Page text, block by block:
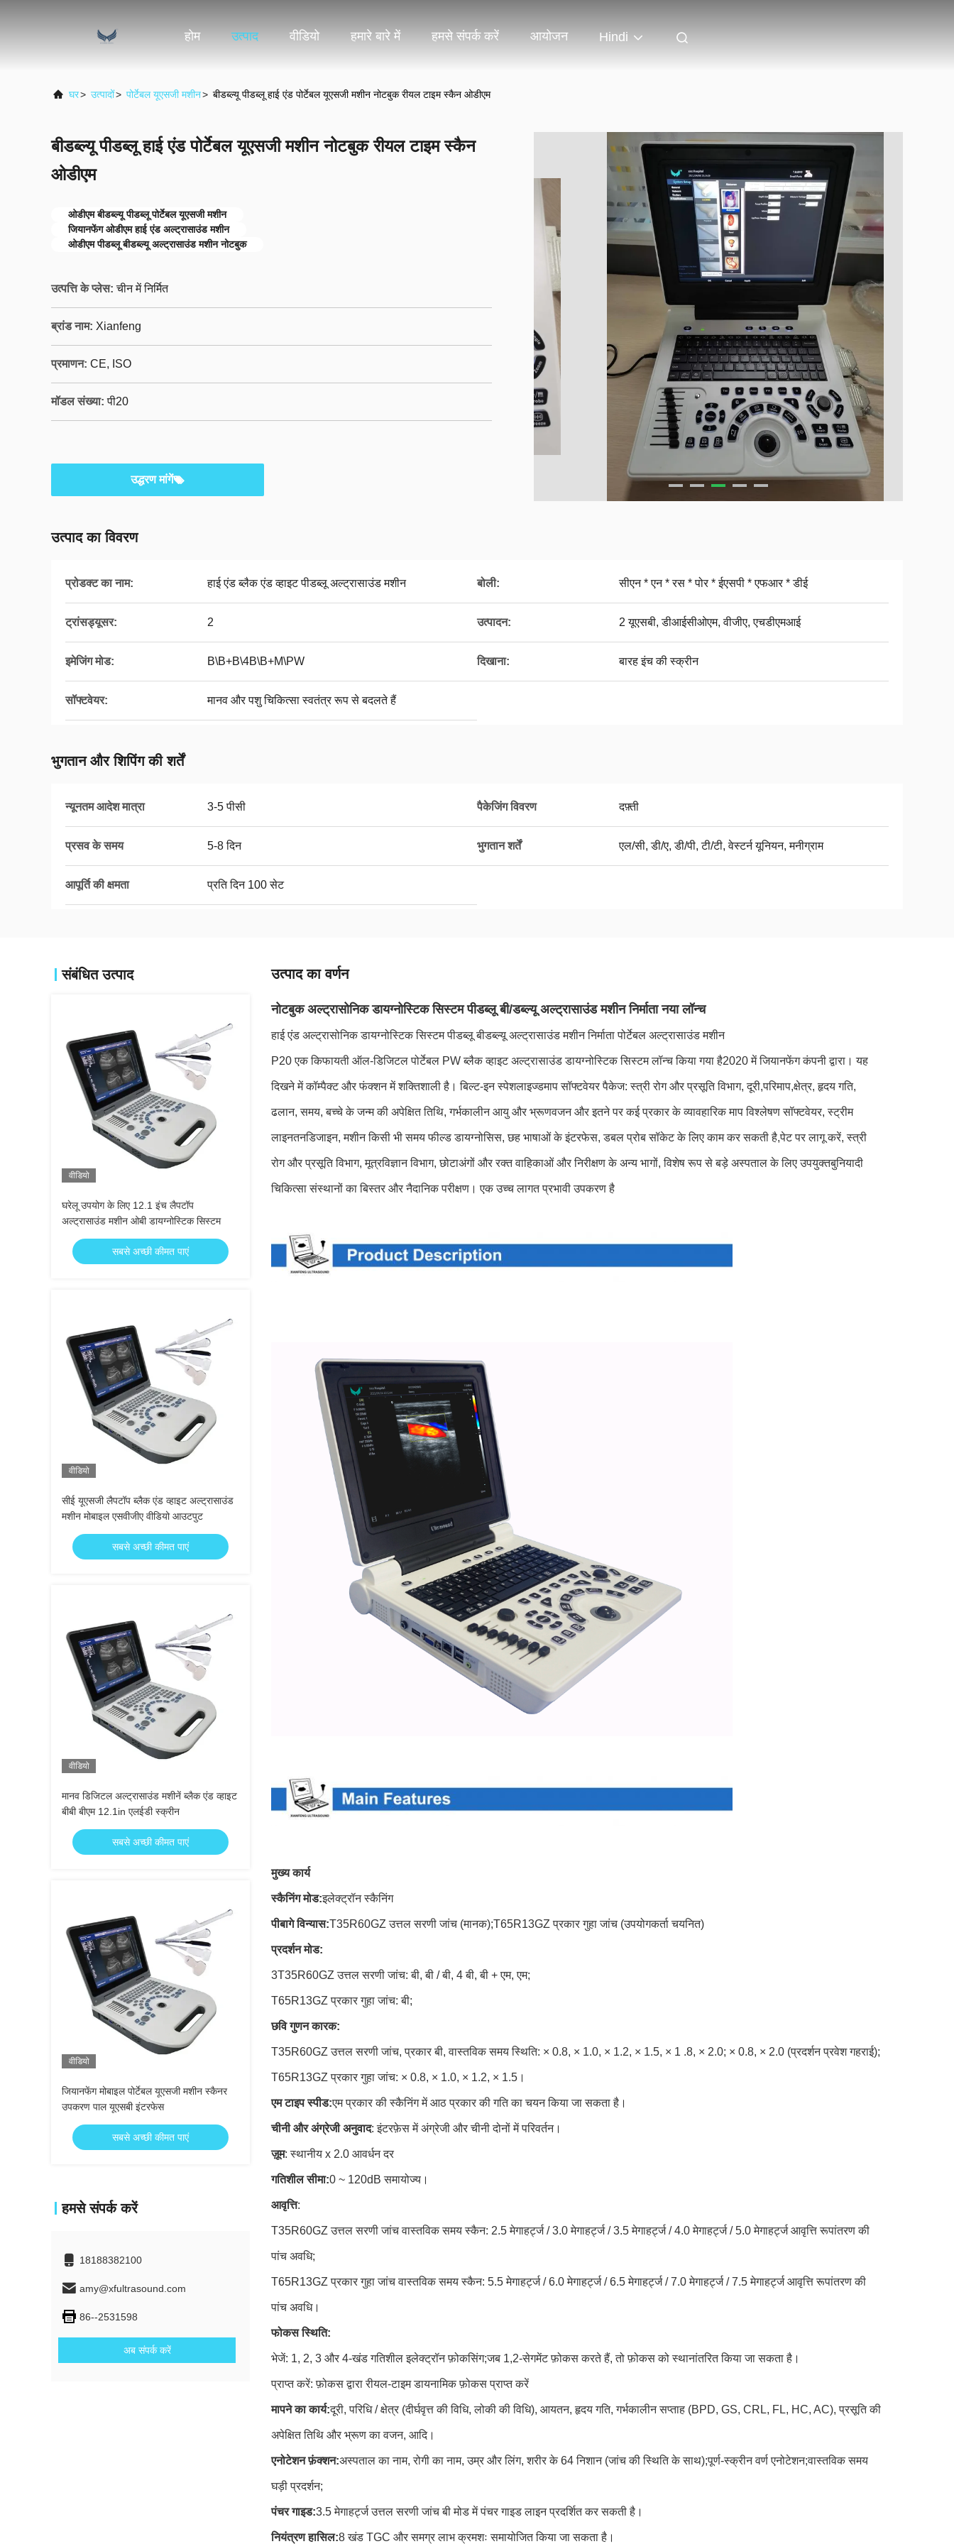
होम उत्पाद वीडियो हमारे बारे में हमसे संपर्क करें आयोजन Hindi
घर> उत्पादों> पोर्टेबल यूएसजी मशीन> बीडब्ल्यू पीडब्लू हाई एंड पोर्टेबल यूएसजी मशीन नोटबुक रीयल टाइम स्कैन ओडीएम
बीडब्ल्यू पीडब्लू हाई एंड पोर्टेबल यूएसजी मशीन नोटबुक रीयल टाइम स्कैन
ओडीएम
ओडीएम बीडब्ल्यू पीडब्लू पोर्टेबल यूएसजी मशीन
जियानफेंग ओडीएम हाई एंड अल्ट्रासाउंड मशीन
ओडीएम पीडब्लू बीडब्ल्यू अल्ट्रासाउंड मशीन नोटबुक
उत्पत्ति के प्लेस: चीन में निर्मित
ब्रांड नाम: Xianfeng
प्रमाणन: CE, ISO
मॉडल संख्या: पी20
उद्धरण मांगें
उत्पाद का विवरण
प्रोडक्ट का नाम: हाई एंड ब्लैक एंड व्हाइट पीडब्लू अल्ट्रासाउंड मशीन बोली: सीएन * एन * रस * पोर * ईएसपी * एफआर * डीई
ट्रांसड्यूसर: 2 उत्पादन: 2 यूएसबी, डीआईसीओएम, वीजीए, एचडीएमआई
इमेजिंग मोड: B\B+B\4B\B+M\PW दिखाना: बारह इंच की स्क्रीन
सॉफ्टवेयर: मानव और पशु चिकित्सा स्वतंत्र रूप से बदलते हैं
भुगतान और शिपिंग की शर्तें
न्यूनतम आदेश मात्रा 3-5 पीसी पैकेजिंग विवरण दफ़्ती
प्रसव के समय 5-8 दिन भुगतान शर्तें एल/सी, डी/ए, डी/पी, टी/टी, वेस्टर्न यूनियन, मनीग्राम
आपूर्ति की क्षमता प्रति दिन 100 सेट
संबंधित उत्पाद
वीडियो
घरेलू उपयोग के लिए 12.1 इंच लैपटॉप
अल्ट्रासाउंड मशीन ओबी डायग्नोस्टिक सिस्टम
सबसे अच्छी कीमत पाएं
वीडियो
सीई यूएसजी लैपटॉप ब्लैक एंड व्हाइट अल्ट्रासाउंड
मशीन मोबाइल एसवीजीए वीडियो आउटपुट
सबसे अच्छी कीमत पाएं
वीडियो
मानव डिजिटल अल्ट्रासाउंड मशीनें ब्लैक एंड व्हाइट
बीबी बीएम 12.1in एलईडी स्क्रीन
सबसे अच्छी कीमत पाएं
वीडियो
जियानफेंग मोबाइल पोर्टेबल यूएसजी मशीन स्कैनर
उपकरण पाल यूएसबी इंटरफेस
सबसे अच्छी कीमत पाएं
हमसे संपर्क करें
18188382100
amy@xfultrasound.com
86--2531598
अब संपर्क करें
उत्पाद का वर्णन
नोटबुक अल्ट्रासोनिक डायग्नोस्टिक सिस्टम पीडब्लू बी/डब्ल्यू अल्ट्रासाउंड मशीन निर्माता नया लॉन्च
हाई एंड अल्ट्रासोनिक डायग्नोस्टिक सिस्टम पीडब्लू बीडब्ल्यू अल्ट्रासाउंड मशीन निर्माता पोर्टेबल अल्ट्रासाउंड मशीन
P20 एक किफायती ऑल-डिजिटल पोर्टेबल PW ब्लैक व्हाइट अल्ट्रासाउंड डायग्नोस्टिक सिस्टम लॉन्च किया गया है2020 में जियानफेंग कंपनी द्वारा। यह
दिखने में कॉम्पैक्ट और फंक्शन में शक्तिशाली है। बिल्ट-इन स्पेशलाइज्डमाप सॉफ्टवेयर पैकेज: स्त्री रोग और प्रसूति विभाग, दूरी,परिमाप,क्षेत्र, हृदय गति,
ढलान, समय, बच्चे के जन्म की अपेक्षित तिथि, गर्भकालीन आयु और भ्रूणवजन और इतने पर कई प्रकार के व्यावहारिक माप विश्लेषण सॉफ्टवेयर, स्ट्रीम
लाइनतनडिजाइन, मशीन किसी भी समय फील्ड डायग्नोसिस, छह भाषाओं के इंटरफेस, डबल प्रोब सॉकेट के लिए काम कर सकती है,पेट पर लागू करें, स्त्री
रोग और प्रसूति विभाग, मूत्रविज्ञान विभाग, छोटाअंगों और रक्त वाहिकाओं और निरीक्षण के अन्य भागों, विशेष रूप से बड़े अस्पताल के लिए उपयुक्तबुनियादी
चिकित्सा संस्थानों का बिस्तर और नैदानिक ​​परीक्षण। एक उच्च लागत प्रभावी उपकरण है
मुख्य कार्य
स्कैनिंग मोड:इलेक्ट्रॉन स्कैनिंग
पीबागे विन्यास:T35R60GZ उत्तल सरणी जांच (मानक);T65R13GZ प्रकार गुहा जांच (उपयोगकर्ता चयनित)
प्रदर्शन मोड:
3T35R60GZ उत्तल सरणी जांच: बी, बी / बी, 4 बी, बी + एम, एम;
T65R13GZ प्रकार गुहा जांच: बी;
छवि गुणन कारक:
T35R60GZ उत्तल सरणी जांच, प्रकार बी, वास्तविक समय स्थिति: × 0.8, × 1.0, × 1.2, × 1.5, × 1 .8, × 2.0; × 0.8, × 2.0 (प्रदर्शन प्रवेश गहराई);
T65R13GZ प्रकार गुहा जांच: × 0.8, × 1.0, × 1.2, × 1.5।
एम टाइप स्पीड:एम प्रकार की स्कैनिंग में आठ प्रकार की गति का चयन किया जा सकता है।
चीनी और अंग्रेजी अनुवाद: इंटरफ़ेस में अंग्रेजी और चीनी दोनों में परिवर्तन।
ज़ूम: स्थानीय x 2.0 आवर्धन दर
गतिशील सीमा:0 ~ 120dB समायोज्य।
आवृत्ति:
T35R60GZ उत्तल सरणी जांच वास्तविक समय स्कैन: 2.5 मेगाहर्ट्ज / 3.0 मेगाहर्ट्ज / 3.5 मेगाहर्ट्ज / 4.0 मेगाहर्ट्ज / 5.0 मेगाहर्ट्ज आवृत्ति रूपांतरण की
पांच अवधि;
T65R13GZ प्रकार गुहा जांच वास्तविक समय स्कैन: 5.5 मेगाहर्ट्ज / 6.0 मेगाहर्ट्ज / 6.5 मेगाहर्ट्ज / 7.0 मेगाहर्ट्ज / 7.5 मेगाहर्ट्ज आवृत्ति रूपांतरण की
पांच अवधि।
फोकस स्थिति:
भेजें: 1, 2, 3 और 4-खंड गतिशील इलेक्ट्रॉन फ़ोकसिंग;जब 1,2-सेगमेंट फ़ोकस करते हैं, तो फ़ोकस को स्थानांतरित किया जा सकता है।
प्राप्त करें: फ़ोकस द्वारा रीयल-टाइम डायनामिक फ़ोकस प्राप्त करें
मापने का कार्य:दूरी, परिधि / क्षेत्र (दीर्घवृत्त की विधि, लोकी की विधि), आयतन, हृदय गति, गर्भकालीन सप्ताह (BPD, GS, CRL, FL, HC, AC), प्रसूति की
अपेक्षित तिथि और भ्रूण का वजन, आदि।
एनोटेशन फ़ंक्शन:अस्पताल का नाम, रोगी का नाम, उम्र और लिंग, शरीर के 64 निशान (जांच की स्थिति के साथ);पूर्ण-स्क्रीन वर्ण एनोटेशन;वास्तविक समय
घड़ी प्रदर्शन;
पंचर गाइड:3.5 मेगाहर्ट्ज उत्तल सरणी जांच बी मोड में पंचर गाइड लाइन प्रदर्शित कर सकती है।
नियंत्रण हासिल:8 खंड TGC और समग्र लाभ क्रमशः समायोजित किया जा सकता है।